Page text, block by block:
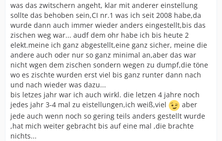
was das zwitschern angeht, klar mit anderer einstellung
sollte das behoben sein,CI nr.1 was ich seit 2008 habe,da
wurde dann auch immer wieder anders eingestellt,bis das
zischen weg war... audf dem ohr habe ich bis heute 2
elekt.meine ich ganz abgestellt,eine ganz sicher, meine die
andere auch oder nur so ganz minimal an,aber das war
nicht wgen dem zischen sondern wegen zu dumpf,die töne
wo es zischte wurden erst viel bis ganz runter dann nach
und nach wieder was dazu...
bis letzes jahr war ich auch wirkl. die letzen 4 jahre noch
jedes jahr 3-4 mal zu eistellungen,ich weiß,viel
aber
jede auch wenn noch so gering teils anders gestellt wurde
,hat mich weiter gebracht bis auf eine mal ,die brachte
nichts...